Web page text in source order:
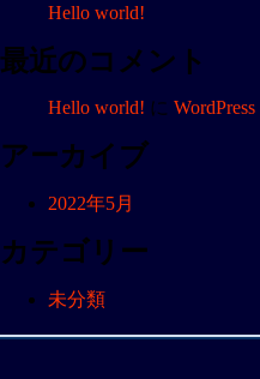
ョ
ン
Hello world!
最近のコメント
Hello world! に
アーカイブ
2022年5月
カテゴリー
未分類